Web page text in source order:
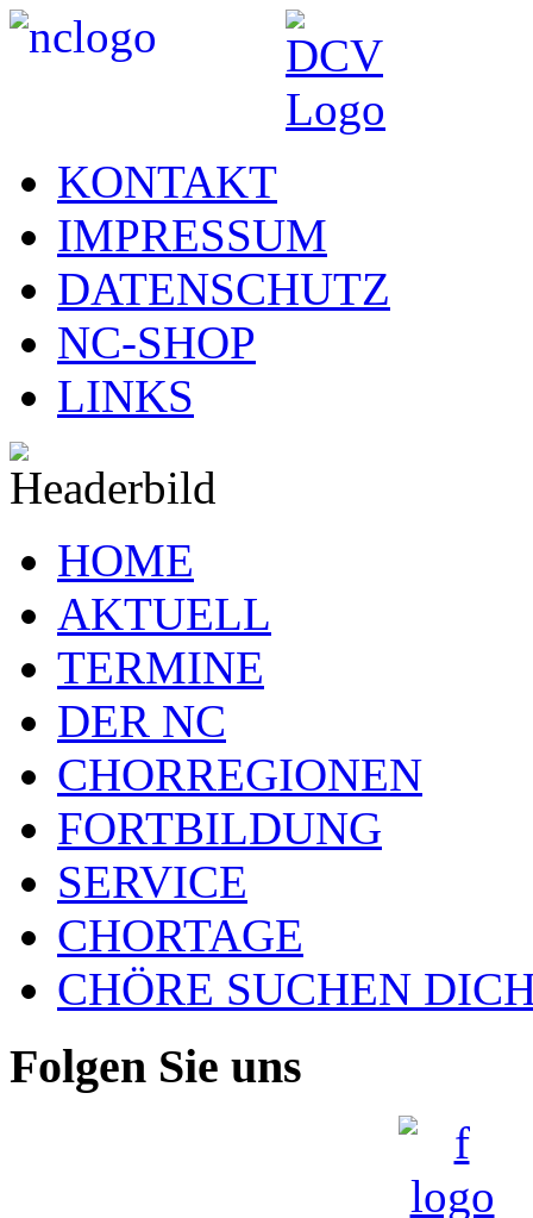
KONTAKT
IMPRESSUM
DATENSCHUTZ
NC-SHOP
LINKS
HOME
AKTUELL
TERMINE
DER NC
CHORREGIONEN
FORTBILDUNG
SERVICE
CHORTAGE
CHÖRE SUCHEN
Folgen Sie uns